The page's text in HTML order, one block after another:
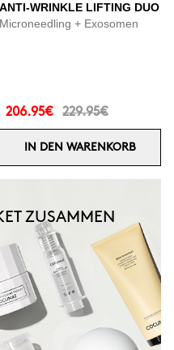
ANTI-WRINKLE LIFTING DUO
Microneedling + Exosomen
206.95€ 229.95€
IN DEN WARENKORB
ZUSAMMEN